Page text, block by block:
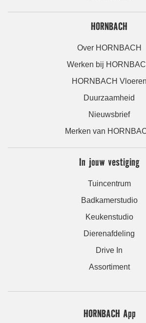
HORNBACH
Over HORNBACH
Werken bij
HORNBACH Vloeren
Duurzaamheid
Nieuwsbrief
Merken van
In jouw vestiging
Tuincentrum
Badkamerstudio
Keukenstudio
Dierenafdeling
Drive In
Assortiment
HORNBACH App